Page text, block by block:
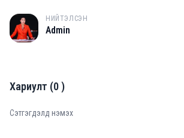
A
НИЙТЭЛСЭН
Admin
Хариулт (0)